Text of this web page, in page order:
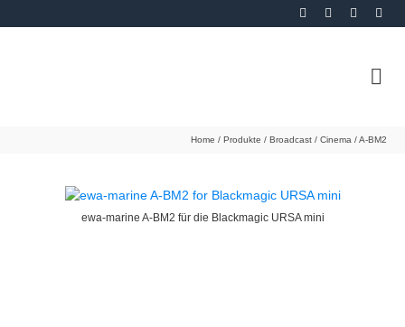
Home / Produkte / Broadcast / Cinema /A-BM2
ewa-marine A-BM2 für die Blackmagic URSA mini